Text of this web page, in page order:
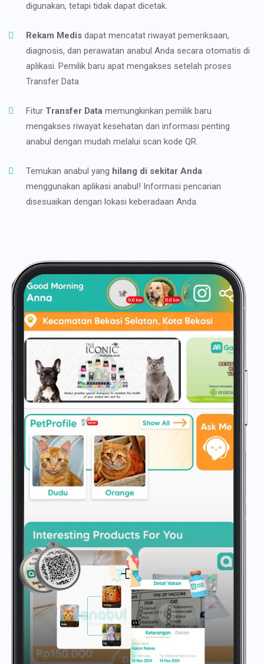
digunakan, tetapi tidak dapat dicetak.
Rekam Medis dapat mencatat riwayat pemeriksaan,
diagnosis, dan perawatan anabul Anda secara otomatis di
aplikasi. Pemilik baru apat mengakses setelah proses
Transfer Data
Fitur Transfer Data memungkinkan pemilik baru
mengakses riwayat kesehatan dan informasi penting
anabul dengan mudah melalui scan kode QR.
Temukan anabul yang hilang di sekitar Anda
menggunakan aplikasi anabul! Informasi pencarian
disesuaikan dengan lokasi keberadaan Anda.